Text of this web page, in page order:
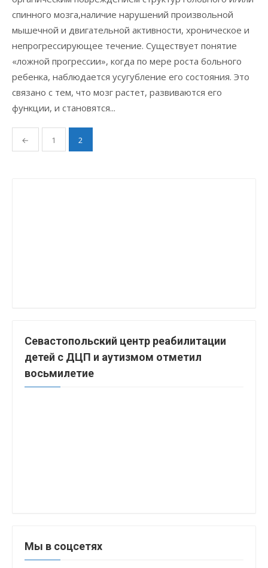
спинного мозга,наличие нарушений произвольной
мышечной и двигательной активности, хроническое и
непрогрессирующее течение. Существует понятие
«ложной прогрессии», когда по мере роста больного
ребенка, наблюдается усугубление его состояния. Это
связано с тем, что мозг растет, развиваются его
функции, и становятся...
Навигация
по
← 1 2
Севастопольский центр реабилитации
детей с ДЦП и аутизмом отметил
восьмилетие
Мы в соцсетях